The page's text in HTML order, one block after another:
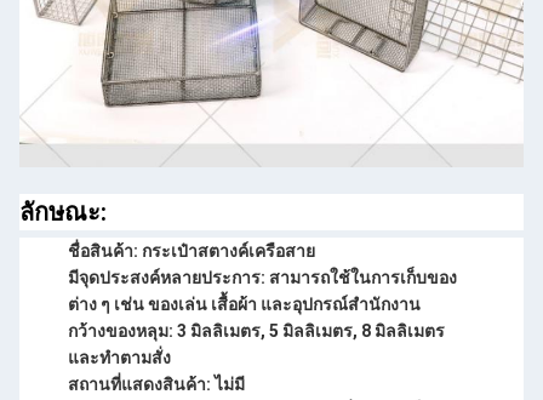
ลักษณะ:
ชื่อสินค้า: กระเป๋าสตางค์เครือสาย
มีจุดประสงค์หลายประการ: สามารถใช้ในการเก็บของ
ต่าง ๆ เช่น ของเล่น เสื้อผ้า และอุปกรณ์สํานักงาน
กว้างของหลุม: 3 มิลลิเมตร, 5 มิลลิเมตร, 8 มิลลิเมตร
และทําตามสั่ง
สถานที่แสดงสินค้า: ไม่มี